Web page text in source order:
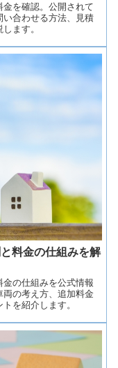
を確認。公開されて
い合わせる方法、見積
ます。
料金の仕組みを解
の仕組みを公式情報
の考え方、追加料金
を紹介します。